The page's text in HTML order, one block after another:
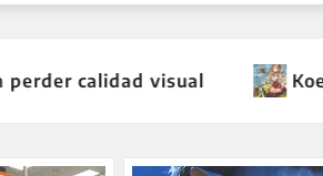
RyzaChat, un RPG de